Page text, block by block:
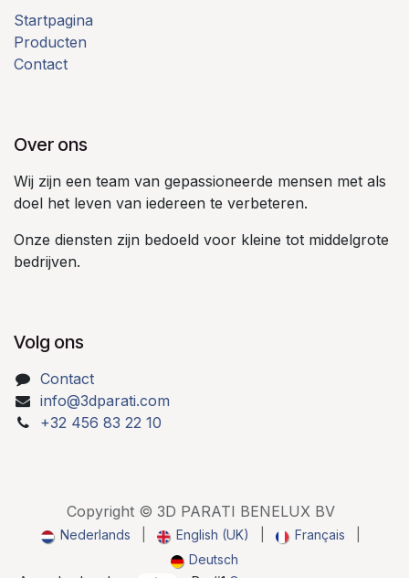
Startpagina
Producten
Contact
Over ons
Wij zijn een team van gepassioneerde mensen met als
doel het leven van iedereen te verbeteren.
Onze diensten zijn bedoeld voor kleine tot middelgrote
bedrijven.
Volg ons
Contact
info@3dparati.com
+32 456 83 22 10
Copyright © 3D PARATI BENELUX BV
Nederlands English (UK) Français
Deutsch